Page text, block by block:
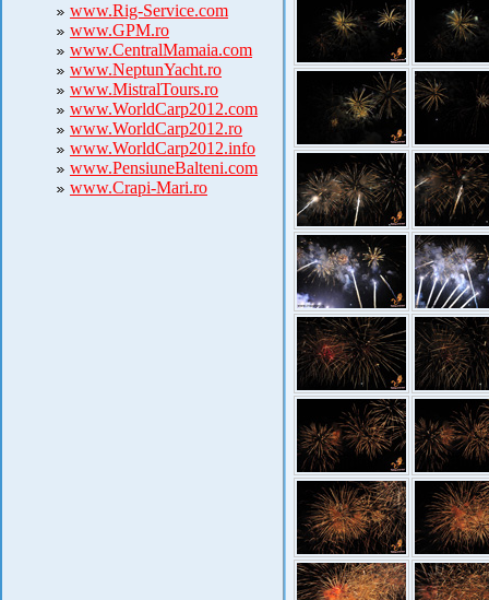
www.Rig-Service.com
www.GPM.ro
www.CentralMamaia.com
www.NeptunYacht.ro
www.MistralTours.ro
www.WorldCarp2012.com
www.WorldCarp2012.ro
www.WorldCarp2012.info
www.PensiuneBalteni.com
www.Crapi-Mari.ro